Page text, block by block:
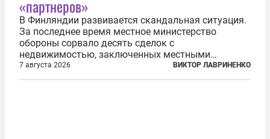
«партнеров»
В Финляндии развивается скандальная ситуация.
За последнее время местное министерство
обороны сорвало десять сделок с
недвижимостью, заключенных местными
фирмами с китайским капиталом. Чиновники
заявили, что они могли заключаться с целью
7 августа 2026 ВИКТОР ЛАВРИНЕНКО